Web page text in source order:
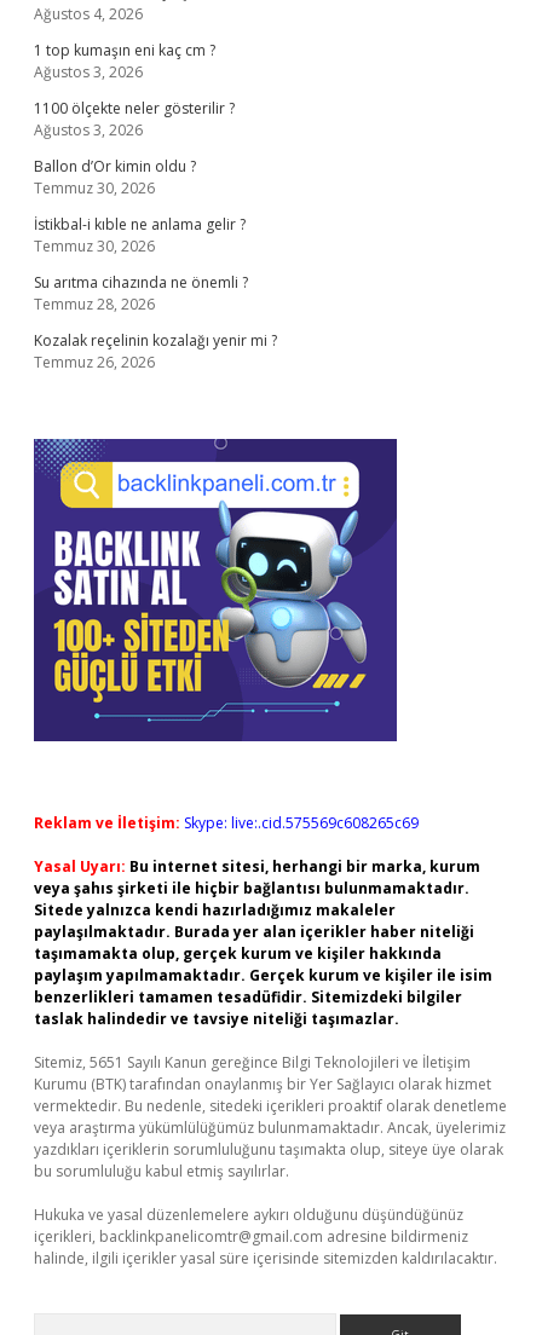
Ağustos 4, 2026
1 top kumaşın eni kaç cm ?
Ağustos 3, 2026
1100 ölçekte neler gösterilir ?
Ağustos 3, 2026
Ballon d’Or kimin oldu ?
Temmuz 30, 2026
İstikbal-i kıble ne anlama gelir ?
Temmuz 30, 2026
Su arıtma cihazında ne önemli ?
Temmuz 28, 2026
Kozalak reçelinin kozalağı yenir mi ?
Temmuz 26, 2026
Reklam ve İletişim: Skype: live:.cid.575569c608265c69
Yasal Uyarı: Bu internet sitesi, herhangi bir marka, kurum
veya şahıs şirketi ile hiçbir bağlantısı bulunmamaktadır.
Sitede yalnızca kendi hazırladığımız makaleler
paylaşılmaktadır. Burada yer alan içerikler haber niteliği
taşımamakta olup, gerçek kurum ve kişiler hakkında
paylaşım yapılmamaktadır. Gerçek kurum ve kişiler ile isim
benzerlikleri tamamen tesadüfidir. Sitemizdeki bilgiler
taslak halindedir ve tavsiye niteliği taşımazlar.
Sitemiz, 5651 Sayılı Kanun gereğince Bilgi Teknolojileri ve İletişim
Kurumu (BTK) tarafından onaylanmış bir Yer Sağlayıcı olarak hizmet
vermektedir. Bu nedenle, sitedeki içerikleri proaktif olarak denetleme
veya araştırma yükümlülüğümüz bulunmamaktadır. Ancak, üyelerimiz
yazdıkları içeriklerin sorumluluğunu taşımakta olup, siteye üye olarak
bu sorumluluğu kabul etmiş sayılırlar.
Hukuka ve yasal düzenlemelere aykırı olduğunu düşündüğünüz
içerikleri, backlinkpanelicomtr@gmail.com adresine bildirmeniz
halinde, ilgili içerikler yasal süre içerisinde sitemizden kaldırılacaktır.